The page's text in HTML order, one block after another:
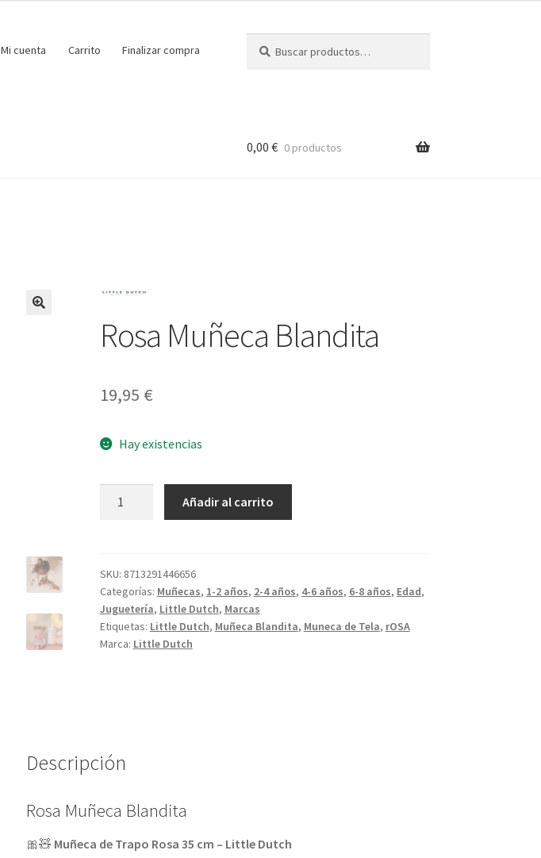
Mi cuenta Carrito Finalizar compra
por:
0,00 € 0 productos
Rosa Muñeca Blandita
19,95 €
Hay existencias
Añadir al carrito
SKU: 8713291446656
Categorías: Muñecas, 1-2 años, 2-4 años, 4-6 años, 6-8 años, Edad,
Juguetería, Little Dutch, Marcas
Etiquetas: Little Dutch, Muñeca Blandita, Muneca de Tela, rOSA
Marca: Little Dutch
Descripción
Rosa Muñeca Blandita
🎀🧸 Muñeca de Trapo Rosa 35 cm – Little Dutch